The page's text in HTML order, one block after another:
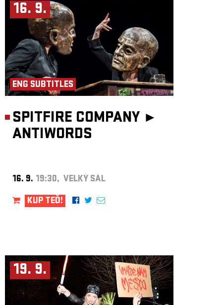
16. 9.
ENG SUBTITLES
SPITFIRE COMPANY ►
ANTIWORDS
16. 9. 19:30, VELKÝ SÁL
KUP TEĎ!
19. 9.